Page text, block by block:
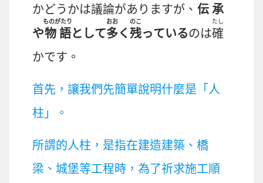
かどうかは議論がありますが、 伝承
や物語
ものがたり
として多
おお
く残
のこ
っているのは確
たし
かです。
首先，讓我們先簡單說明什麼是「人
柱」。
所謂的人柱，是指在建造建築、橋
梁、城堡等工程時，為了祈求施工順